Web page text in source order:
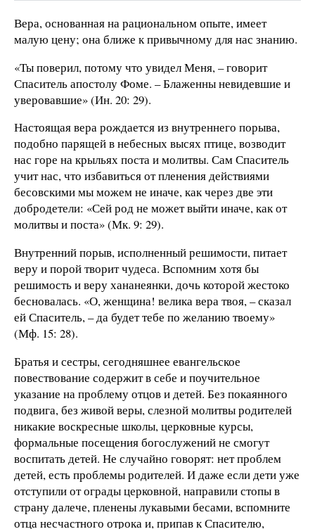
Вера, основанная на рациональном опыте, имеет
малую цену; она ближе к привычному для нас знанию.
«Ты поверил, потому что увидел Меня, – говорит
Спаситель апостолу Фоме. – Блаженны невидевшие и
уверовавшие» (Ин. 20: 29).
Настоящая вера рождается из внутреннего порыва,
подобно парящей в небесных высях птице, возводит
нас горе на крыльях поста и молитвы. Сам Спаситель
учит нас, что избавиться от пленения действиями
бесовскими мы можем не иначе, как через две эти
добродетели: «Сей род не может выйти иначе, как от
молитвы и поста» (Мк. 9: 29).
Внутренний порыв, исполненный решимости, питает
веру и порой творит чудеса. Вспомним хотя бы
решимость и веру хананеянки, дочь которой жестоко
бесновалась. «О, женщина! велика вера твоя, – сказал
ей Спаситель, – да будет тебе по желанию твоему»
(Мф. 15: 28).
Братья и сестры, сегодняшнее евангельское
повествование содержит в себе и поучительное
указание на проблему отцов и детей. Без покаянного
подвига, без живой веры, слезной молитвы родителей
никакие воскресные школы, церковные курсы,
формальные посещения богослужений не смогут
воспитать детей. Не случайно говорят: нет проблем
детей, есть проблемы родителей. И даже если дети уже
отступили от ограды церковной, направили стопы в
страну далече, пленены лукавыми бесами, вспомните
отца несчастного отрока и, припав к Спасителю,